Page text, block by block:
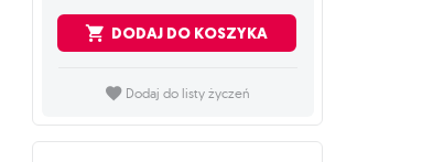
DODAJ DO KOSZYKA
Dodaj do listy życzeń